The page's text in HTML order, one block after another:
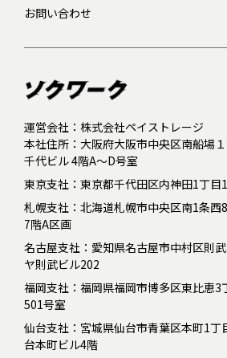
お問い合わせ
運営会社：株式会社ペイストレージ
本社住所：大阪府大阪市中央区南船場
千代ビル 4階A～D号室
東京支社：東京都千代田区内神田1丁目
札幌支社：北海道札幌市中央区南1条西
7階A区画
名古屋支社：愛知県名古屋市中村区則
ヤ則武ビル202
福岡支社：福岡県福岡市博多区東比恵3
501号室
仙台支社：宮城県仙台市青葉区本町1丁
台本町ビル4階